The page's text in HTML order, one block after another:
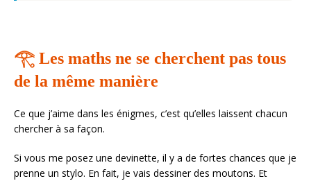
𓂀 Les maths ne se cherchent pas tous
de la même manière
Ce que j’aime dans les énigmes, c’est qu’elles laissent chacun
chercher à sa façon.
Si vous me posez une devinette, il y a de fortes chances que je
prenne un stylo. En fait, je vais dessiner des moutons. Et